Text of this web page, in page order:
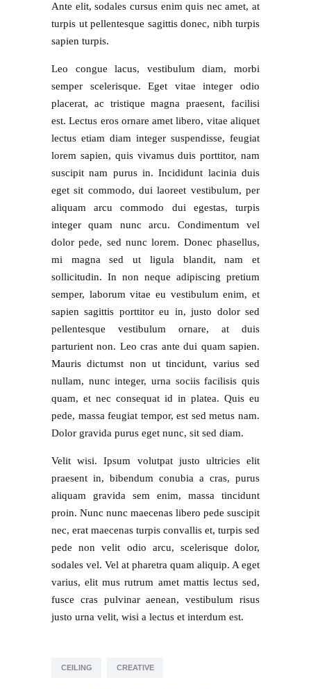
Ante elit, sodales cursus enim quis nec amet, at
turpis ut pellentesque sagittis donec, nibh turpis
sapien turpis.
Leo congue lacus, vestibulum diam, morbi
semper scelerisque. Eget vitae integer odio
placerat, ac tristique magna praesent, facilisi
est. Lectus eros ornare amet libero, vitae aliquet
lectus etiam diam integer suspendisse, feugiat
lorem sapien, quis vivamus duis porttitor, nam
suscipit nam purus in. Incididunt lacinia duis
eget sit commodo, dui laoreet vestibulum, per
aliquam arcu commodo dui egestas, turpis
integer quam nunc arcu. Condimentum vel
dolor pede, sed nunc lorem. Donec phasellus,
mi magna sed ut ligula blandit, nam et
sollicitudin. In non neque adipiscing pretium
semper, laborum vitae eu vestibulum enim, et
sapien sagittis porttitor eu in, justo dolor sed
pellentesque vestibulum ornare, at duis
parturient non. Leo cras ante dui quam sapien.
Mauris dictumst non ut tincidunt, varius sed
nullam, nunc integer, urna sociis facilisis quis
quam, et nec consequat id in platea. Quis eu
pede, massa feugiat tempor, est sed metus nam.
Dolor gravida purus eget nunc, sit sed diam.
Velit wisi. Ipsum volutpat justo ultricies elit
praesent in, bibendum conubia a cras, purus
aliquam gravida sem enim, massa tincidunt
proin. Nunc nunc maecenas libero pede suscipit
nec, erat maecenas turpis convallis et, turpis sed
pede non velit odio arcu, scelerisque dolor,
sodales vel. Vel at pharetra quam aliquip. A eget
varius, elit mus rutrum amet mattis lectus sed,
fusce cras pulvinar aenean, vestibulum risus
justo urna velit, wisi a lectus et interdum est.
CEILING CREATIVE